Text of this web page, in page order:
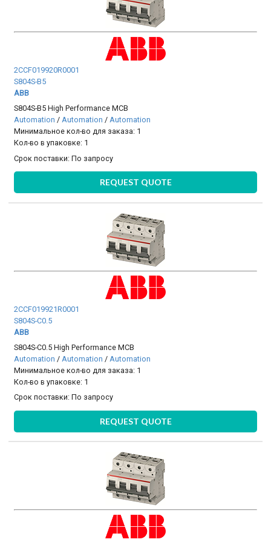
2CCF019920R0001
S804S-B5
ABB
S804S-B5 High Performance MCB
Automation /Automation /Automation
Минимальное кол-во для заказа: 1
Кол-во в упаковке: 1
Срок поставки:По запросу
REQUEST QUOTE
2CCF019921R0001
S804S-C0.5
ABB
S804S-C0.5 High Performance MCB
Automation / Automation / Automation
Минимальное кол-во для заказа: 1
Кол-во в упаковке: 1
Срок поставки:По запросу
REQUEST QUOTE